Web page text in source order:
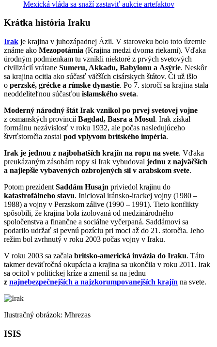
Mexická vláda sa snaží zastaviť aukcie artefaktov
Krátka história Iraku
Irak je krajina v juhozápadnej Ázii. V staroveku bolo toto územie
známe ako Mezopotámia (Krajina medzi dvoma riekami). Vďaka
úrodným podmienkam tu vznikli niektoré z prvých svetových
civilizácií vrátane Sumeru, Akkadu, Babylonu a Asýrie. Neskôr
sa krajina ocitla ako súčasť väčších cisárskych štátov. Či už išlo
o perzské, grécke a rímske dynastie. Po 7. storočí sa krajina stala
neoddeliteľnou súčasťou islamského sveta.
Moderný národný štát Irak vznikol po prvej svetovej vojne
z osmanských provinciíBagdad, Basra a Mosul. Irak získal
formálnu nezávislosť v roku 1932, ale počas nasledujúceho
štvrťstoročia zostal pod vplyvom britského impéria.
Irak je jednou z najbohatších krajín na ropu na svete. Vďaka
preukázaným zásobám ropy si Irak vybudoval jednu z najväčších
a najlepšie vybavených ozbrojených síl v arabskom svete.
Potom prezident Saddám Husajn priviedol krajinu do
katastrofálneho stavu. Inicioval iránsko-irackej vojny (1980 –
1988) a vojny v Perzskom zálive (1990 – 1991). Tieto konflikty
spôsobili, že krajina bola izolovaná od medzinárodného
spoločenstva a finančne a sociálne vyčerpaná. Saddámovi sa
podarilo udržať si pevnú pozíciu pri moci až do 21. storočia. Jeho
režim bol zvrhnutý v roku 2003 počas vojny v Iraku.
V roku 2003 sa začala britsko-americká invázia do Iraku. Táto
takmer deväťročná okupácia a krajina sa ukončila v roku 2011. Irak
sa ocitol v politickej kríze a zmenil sa na jednu
z najnebezpečnejších a najzkorumpovanejších krajín na svete.
Ilustračný obrázok: Mhrezas
ISIS